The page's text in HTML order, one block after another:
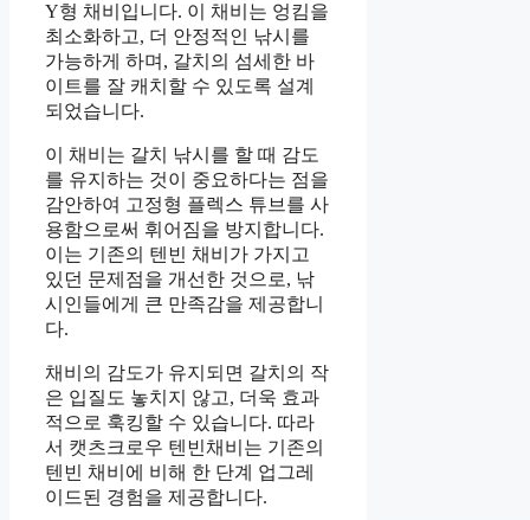
Y형 채비입니다. 이 채비는 엉킴을
최소화하고, 더 안정적인 낚시를
가능하게 하며, 갈치의 섬세한 바
이트를 잘 캐치할 수 있도록 설계
되었습니다.
이 채비는 갈치 낚시를 할 때 감도
를 유지하는 것이 중요하다는 점을
감안하여 고정형 플렉스 튜브를 사
용함으로써 휘어짐을 방지합니다.
이는 기존의 텐빈 채비가 가지고
있던 문제점을 개선한 것으로, 낚
시인들에게 큰 만족감을 제공합니
다.
채비의 감도가 유지되면 갈치의 작
은 입질도 놓치지 않고, 더욱 효과
적으로 훅킹할 수 있습니다. 따라
서 캣츠크로우 텐빈채비는 기존의
텐빈 채비에 비해 한 단계 업그레
이드된 경험을 제공합니다.